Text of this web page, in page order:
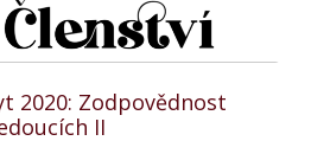
2020: Zodpovědnost
II